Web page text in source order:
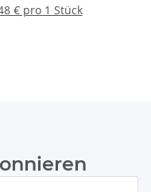
€ pro 1 Stück